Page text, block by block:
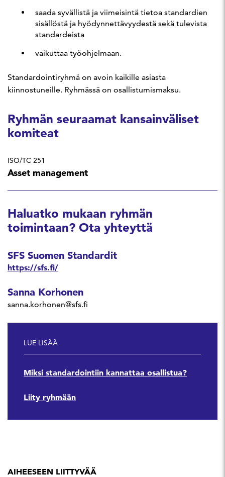
saada syvällistä ja viimeisintä tietoa standardien
sisällöstä ja hyödynnettävyydestä sekä tulevista
standardeista
vaikuttaa työohjelmaan.
Standardointiryhmä on avoin kaikille asiasta
kiinnostuneille. Ryhmässä on osallistumismaksu.
Ryhmän seuraamat kansainväliset
komiteat
ISO/TC 251
Asset management
Haluatko mukaan ryhmän
toimintaan? Ota yhteyttä
SFS Suomen Standardit
https://sfs.fi/
Sanna Korhonen
sanna.korhonen@sfs.fi
LUE LISÄÄ
Miksi standardointiin kannattaa osallistua?
Liity ryhmään
AIHEESEEN LIITTYVÄÄ